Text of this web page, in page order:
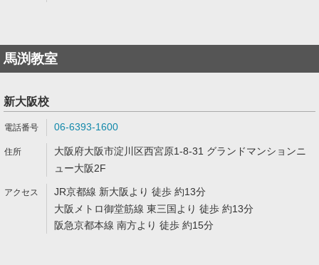
馬渕教室
新大阪校
06-6393-1600
大阪府大阪市淀川区西宮原1-8-31 グランドマンションニ
ュー大阪2F
JR京都線 新大阪より 徒歩 約13分
大阪メトロ御堂筋線 東三国より 徒歩 約13分
阪急京都本線 南方より 徒歩 約15分